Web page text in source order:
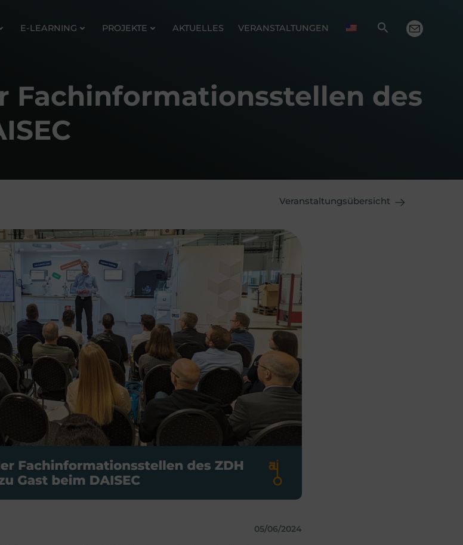
E-LEARNING PROJEKTE AKTUELLES VERANSTALTUNGEN
Fachinformationsstellen des
Veranstaltungsübersicht
05/06/2024